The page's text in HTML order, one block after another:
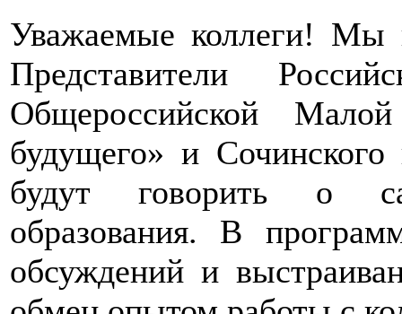
Уважаемые коллеги! Мы
Представители
Общероссийской
будущего» и Сочинского
будут говорить о
образования. В
обсуждений и